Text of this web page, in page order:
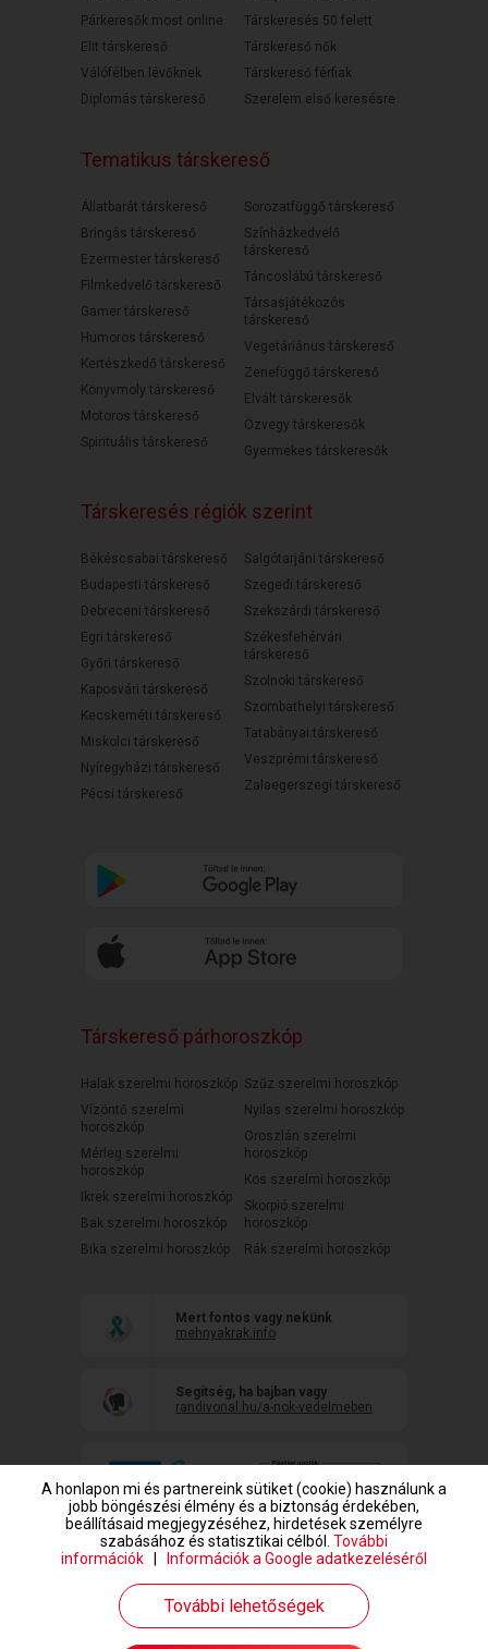
Párkeresők most online
Elit társkereső
Válófélben lévőknek
Diplomás társkereső
Társkeresés 50 felett
Társkereső nők
Társkereső férfiak
Szerelem első keresésre
Tematikus társkereső
Állatbarát társkereső
Bringás társkereső
Ezermester társkereső
Filmkedvelő társkereső
Gamer társkereső
Humoros társkereső
Kertészkedő társkereső
Könyvmoly társkereső
Motoros társkereső
Spirituális társkereső
Sorozatfüggő társkereső
Színházkedvelő
társkereső
Táncoslábú társkereső
Társasjátékozós
társkereső
Vegetáriánus társkereső
Zenefüggő társkereső
Elvált társkeresők
Özvegy társkeresők
Gyermekes társkeresők
Társkeresés régiók szerint
Békéscsabai társkereső
Budapesti társkereső
Debreceni társkereső
Egri társkereső
Győri társkereső
Kaposvári társkereső
Kecskeméti társkereső
Miskolci társkereső
Nyíregyházi társkereső
Pécsi társkereső
Salgótarjáni társkereső
Szegedi társkereső
Szekszárdi társkereső
Székesfehérvári
társkereső
Szolnoki társkereső
Szombathelyi társkereső
Tatabányai társkereső
Veszprémi társkereső
Zalaegerszegi társkereső
Társkereső párhoroszkóp
Halak szerelmi horoszkóp
Vízöntő szerelmi
horoszkóp
Mérleg szerelmi
horoszkóp
Ikrek szerelmi horoszkóp
Bak szerelmi horoszkóp
Bika szerelmi horoszkóp
Szűz szerelmi horoszkóp
Nyilas szerelmi horoszkóp
Oroszlán szerelmi
horoszkóp
Kos szerelmi horoszkóp
Skorpió szerelmi
horoszkóp
Rák szerelmi horoszkóp
Mert fontos vagy nekünk
mehnyakrak.info
Segítség, ha bajban vagy
randivonal.hu/a-nok-vedelmeben
www.randivonal.hu © Copyright 1999-2026 Dating Central Europe Zrt.
A honlapon mi és partnereink sütiket (cookie) használunk a
jobb böngészési élmény és a biztonság érdekében,
beállításaid megjegyzéséhez, hirdetések személyre
szabásához és statisztikai célból. További
információk
Információk a Google adatkezeléséről
További lehetőségek